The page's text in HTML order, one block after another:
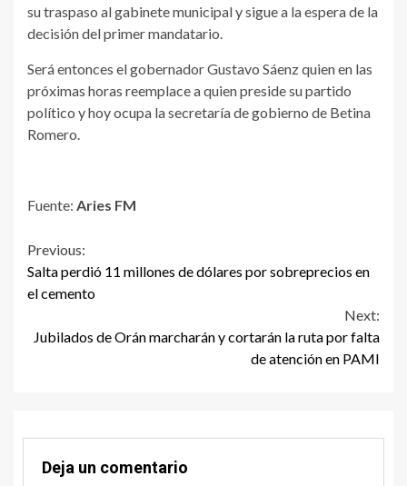
su traspaso al gabinete municipal y sigue a la espera de la
decisión del primer mandatario.
Será entonces el gobernador Gustavo Sáenz quien en las
próximas horas reemplace a quien preside su partido
político y hoy ocupa la secretaría de gobierno de Betina
Romero.
Fuente: Aries FM
Continue
Reading
Previous:
Salta perdió 11 millones de dólares por sobreprecios en
el cemento
Next:
Jubilados de Orán marcharán y cortarán la ruta por falta
de atención en PAMI
Deja un comentario